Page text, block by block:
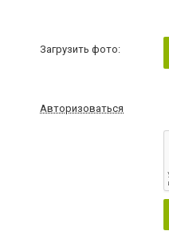
Загрузить фото:
Авторизоваться